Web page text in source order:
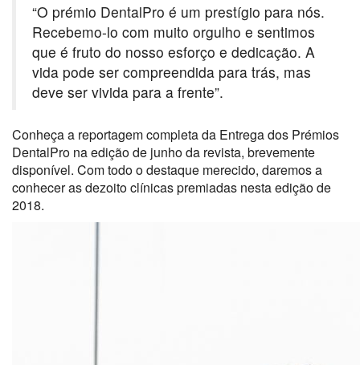
“O prémio DentalPro é um prestígio para nós.
Recebemo-lo com muito orgulho e sentimos
que é fruto do nosso esforço e dedicação. A
vida pode ser compreendida para trás, mas
deve ser vivida para a frente”.
Conheça a reportagem completa da Entrega dos Prémios
DentalPro na edição de junho da revista, brevemente
disponível. Com todo o destaque merecido, daremos a
conhecer as dezoito clínicas premiadas nesta edição de
2018.